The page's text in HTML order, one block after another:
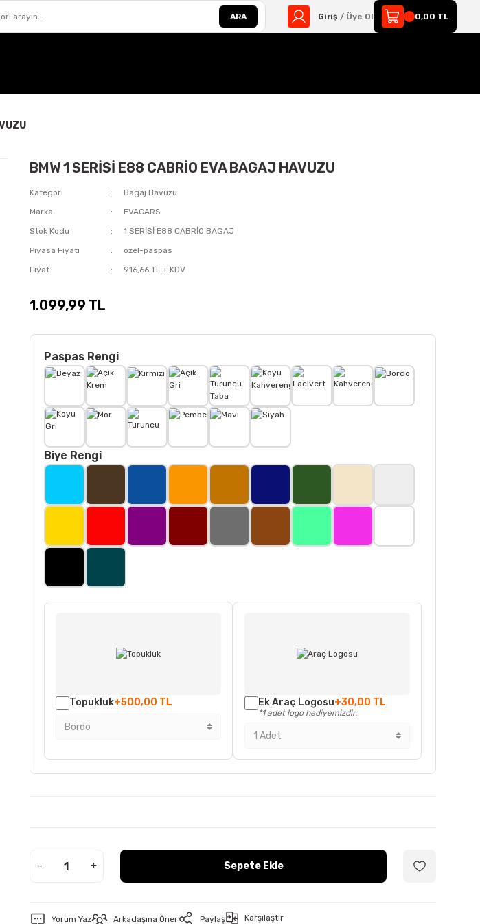
ARA Giriş / Üye Ol 0,00 TL
BMW 1 SERİSİ E88 CABRİO EVA BAGAJ HAVUZU
Kategori
Bagaj Havuzu
Marka
EVACARS
Stok Kodu
1 SERİSİ E88 CABRİO BAGAJ
Piyasa Fiyatı
ozel-paspas
Fiyat
916,66 TL + KDV
1.099,99 TL
Paspas Rengi
Biye Rengi
Topukluk+500,00 TL Ek Araç Logosu+30,00 TL
*1 adet logo hediyemizdir.
- + Sepete Ekle
Yorum Yaz Arkadaşına Öner Paylaş Karşılaştır